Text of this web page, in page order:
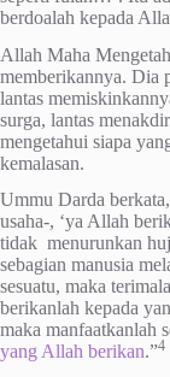
berdoalah kepada
Allah Maha
memberikannya. Dia
lantas
surga, lantas
mengetahui siapa
kemalasan.
Ummu Darda
usaha-, ‘ya Allah
tidak menurunkan
sebagian manusia
sesuatu, maka
berikanlah kepada
maka manfaatkanlah
yang Allah berikan.”4